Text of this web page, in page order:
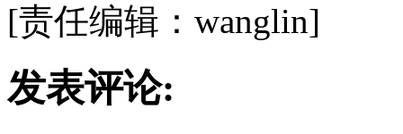
[责任编辑：wanglin]
发表评论: